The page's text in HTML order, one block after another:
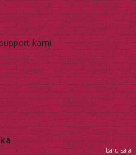
kami
baru saja